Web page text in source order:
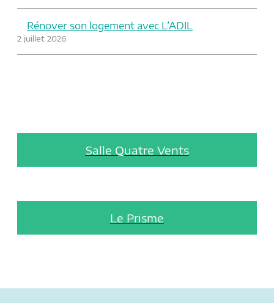
Rénover son logement avec L’ADIL
2 juillet 2026
Salle Quatre Vents
Le Prisme